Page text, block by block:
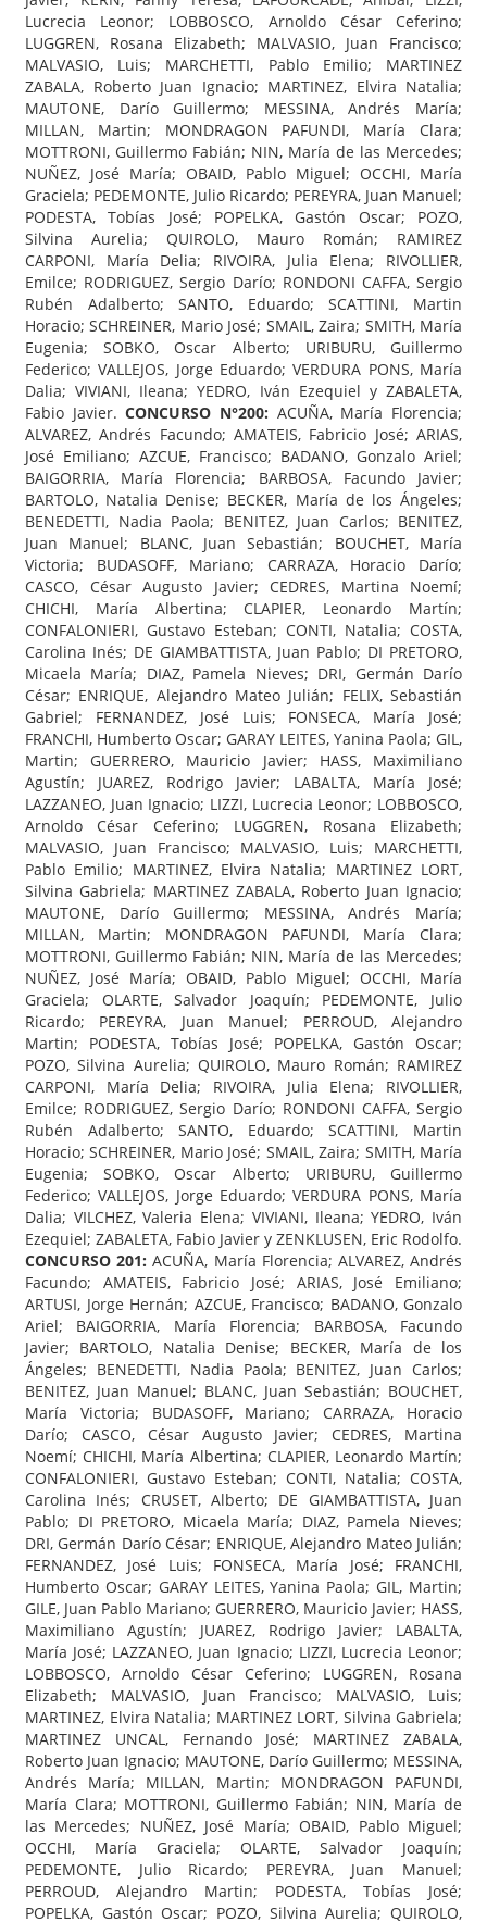
Lucrecia Leonor; LOBBOSCO, Arnoldo César Ceferino;
LUGGREN, Rosana Elizabeth; MALVASIO, Juan Francisco;
MALVASIO, Luis; MARCHETTI, Pablo Emilio; MARTINEZ
ZABALA, Roberto Juan Ignacio; MARTINEZ, Elvira Natalia;
MAUTONE, Darío Guillermo; MESSINA, Andrés María;
MILLAN, Martin; MONDRAGON PAFUNDI, María Clara;
MOTTRONI, Guillermo Fabián; NIN, María de las Mercedes;
NUÑEZ, José María; OBAID, Pablo Miguel; OCCHI, María
Graciela; PEDEMONTE, Julio Ricardo; PEREYRA, Juan Manuel;
PODESTA, Tobías José; POPELKA, Gastón Oscar; POZO,
Silvina Aurelia; QUIROLO, Mauro Román; RAMIREZ
CARPONI, María Delia; RIVOIRA, Julia Elena; RIVOLLIER,
Emilce; RODRIGUEZ, Sergio Darío; RONDONI CAFFA, Sergio
Rubén Adalberto; SANTO, Eduardo; SCATTINI, Martin
Horacio; SCHREINER, Mario José; SMAIL, Zaira; SMITH, María
Eugenia; SOBKO, Oscar Alberto; URIBURU, Guillermo
Federico; VALLEJOS, Jorge Eduardo; VERDURA PONS, María
Dalia; VIVIANI, Ileana; YEDRO, Iván Ezequiel y ZABALETA,
Fabio Javier.CONCURSO N°200: ACUÑA, María Florencia;
ALVAREZ, Andrés Facundo; AMATEIS, Fabricio José; ARIAS,
José Emiliano; AZCUE, Francisco; BADANO, Gonzalo Ariel;
BAIGORRIA, María Florencia; BARBOSA, Facundo Javier;
BARTOLO, Natalia Denise; BECKER, María de los Ángeles;
BENEDETTI, Nadia Paola; BENITEZ, Juan Carlos; BENITEZ,
Juan Manuel; BLANC, Juan Sebastián; BOUCHET, María
Victoria; BUDASOFF, Mariano; CARRAZA, Horacio Darío;
CASCO, César Augusto Javier; CEDRES, Martina Noemí;
CHICHI, María Albertina; CLAPIER, Leonardo Martín;
CONFALONIERI, Gustavo Esteban; CONTI, Natalia; COSTA,
Carolina Inés; DE GIAMBATTISTA, Juan Pablo; DI PRETORO,
Micaela María; DIAZ, Pamela Nieves; DRI, Germán Darío
César; ENRIQUE, Alejandro Mateo Julián; FELIX, Sebastián
Gabriel; FERNANDEZ, José Luis; FONSECA, María José;
FRANCHI, Humberto Oscar; GARAY LEITES, Yanina Paola; GIL,
Martin; GUERRERO, Mauricio Javier; HASS, Maximiliano
Agustín; JUAREZ, Rodrigo Javier; LABALTA, María José;
LAZZANEO, Juan Ignacio; LIZZI, Lucrecia Leonor; LOBBOSCO,
Arnoldo César Ceferino; LUGGREN, Rosana Elizabeth;
MALVASIO, Juan Francisco; MALVASIO, Luis; MARCHETTI,
Pablo Emilio; MARTINEZ, Elvira Natalia; MARTINEZ LORT,
Silvina Gabriela; MARTINEZ ZABALA, Roberto Juan Ignacio;
MAUTONE, Darío Guillermo; MESSINA, Andrés María;
MILLAN, Martin; MONDRAGON PAFUNDI, María Clara;
MOTTRONI, Guillermo Fabián; NIN, María de las Mercedes;
NUÑEZ, José María; OBAID, Pablo Miguel; OCCHI, María
Graciela; OLARTE, Salvador Joaquín; PEDEMONTE, Julio
Ricardo; PEREYRA, Juan Manuel; PERROUD, Alejandro
Martin; PODESTA, Tobías José; POPELKA, Gastón Oscar;
POZO, Silvina Aurelia; QUIROLO, Mauro Román; RAMIREZ
CARPONI, María Delia; RIVOIRA, Julia Elena; RIVOLLIER,
Emilce; RODRIGUEZ, Sergio Darío; RONDONI CAFFA, Sergio
Rubén Adalberto; SANTO, Eduardo; SCATTINI, Martin
Horacio; SCHREINER, Mario José; SMAIL, Zaira; SMITH, María
Eugenia; SOBKO, Oscar Alberto; URIBURU, Guillermo
Federico; VALLEJOS, Jorge Eduardo; VERDURA PONS, María
Dalia; VILCHEZ, Valeria Elena; VIVIANI, Ileana; YEDRO, Iván
Ezequiel; ZABALETA, Fabio Javier y ZENKLUSEN, Eric Rodolfo.
CONCURSO 201: ACUÑA, María Florencia; ALVAREZ, Andrés
Facundo; AMATEIS, Fabricio José; ARIAS, José Emiliano;
ARTUSI, Jorge Hernán; AZCUE, Francisco; BADANO, Gonzalo
Ariel; BAIGORRIA, María Florencia; BARBOSA, Facundo
Javier; BARTOLO, Natalia Denise; BECKER, María de los
Ángeles; BENEDETTI, Nadia Paola; BENITEZ, Juan Carlos;
BENITEZ, Juan Manuel; BLANC, Juan Sebastián; BOUCHET,
María Victoria; BUDASOFF, Mariano; CARRAZA, Horacio
Darío; CASCO, César Augusto Javier; CEDRES, Martina
Noemí; CHICHI, María Albertina; CLAPIER, Leonardo Martín;
CONFALONIERI, Gustavo Esteban; CONTI, Natalia; COSTA,
Carolina Inés; CRUSET, Alberto; DE GIAMBATTISTA, Juan
Pablo; DI PRETORO, Micaela María; DIAZ, Pamela Nieves;
DRI, Germán Darío César; ENRIQUE, Alejandro Mateo Julián;
FERNANDEZ, José Luis; FONSECA, María José; FRANCHI,
Humberto Oscar; GARAY LEITES, Yanina Paola; GIL, Martin;
GILE, Juan Pablo Mariano; GUERRERO, Mauricio Javier; HASS,
Maximiliano Agustín; JUAREZ, Rodrigo Javier; LABALTA,
María José; LAZZANEO, Juan Ignacio; LIZZI, Lucrecia Leonor;
LOBBOSCO, Arnoldo César Ceferino; LUGGREN, Rosana
Elizabeth; MALVASIO, Juan Francisco; MALVASIO, Luis;
MARTINEZ, Elvira Natalia; MARTINEZ LORT, Silvina Gabriela;
MARTINEZ UNCAL, Fernando José; MARTINEZ ZABALA,
Roberto Juan Ignacio; MAUTONE, Darío Guillermo; MESSINA,
Andrés María; MILLAN, Martin; MONDRAGON PAFUNDI,
María Clara; MOTTRONI, Guillermo Fabián; NIN, María de
las Mercedes; NUÑEZ, José María; OBAID, Pablo Miguel;
OCCHI, María Graciela; OLARTE, Salvador Joaquín;
PEDEMONTE, Julio Ricardo; PEREYRA, Juan Manuel;
PERROUD, Alejandro Martin; PODESTA, Tobías José;
POPELKA, Gastón Oscar; POZO, Silvina Aurelia; QUIROLO,